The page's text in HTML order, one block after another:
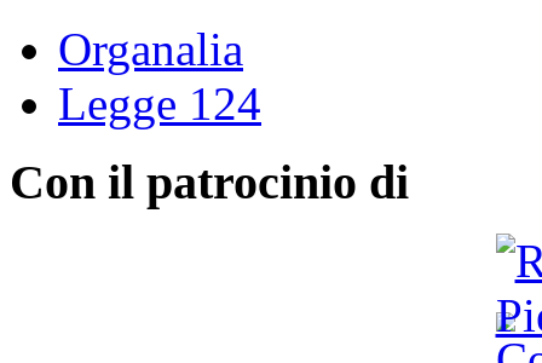
Organalia
Legge 124
Con il patrocinio di